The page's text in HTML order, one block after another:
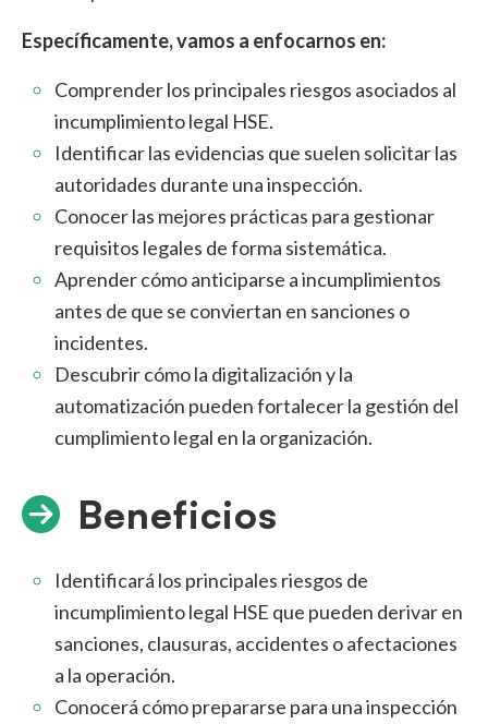
Específicamente, vamos a enfocarnos en:
Comprender los principales riesgos asociados al
incumplimiento legal HSE.
Identificar las evidencias que suelen solicitar las
autoridades durante una inspección.
Conocer las mejores prácticas para gestionar
requisitos legales de forma sistemática.
Aprender cómo anticiparse a incumplimientos
antes de que se conviertan en sanciones o
incidentes.
Descubrir cómo la digitalización y la
automatización pueden fortalecer la gestión del
cumplimiento legal en la organización.
Beneficios
Identificará los principales riesgos de
incumplimiento legal HSE que pueden derivar en
sanciones, clausuras, accidentes o afectaciones
a la operación.
Conocerá cómo prepararse para una inspección